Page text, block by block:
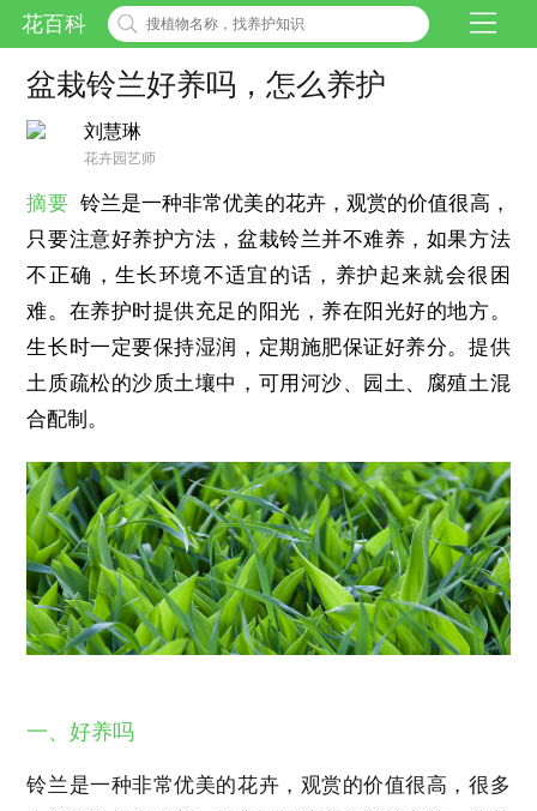
花百科
盆栽铃兰好养吗，怎么养护
刘慧琳
花卉园艺师
摘要 铃兰是一种非常优美的花卉，观赏的价值很高，
只要注意好养护方法，盆栽铃兰并不难养，如果方法
不正确，生长环境不适宜的话，养护起来就会很困
难。在养护时提供充足的阳光，养在阳光好的地方。
生长时一定要保持湿润，定期施肥保证好养分。提供
土质疏松的沙质土壤中，可用河沙、园土、腐殖土混
合配制。
一、好养吗
铃兰是一种非常优美的花卉，观赏的价值很高，很多